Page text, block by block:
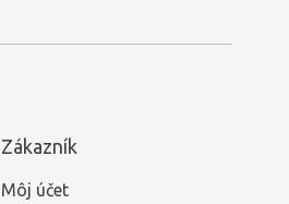
Zákazník
Môj účet